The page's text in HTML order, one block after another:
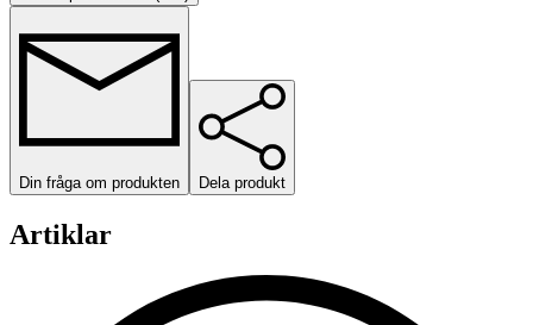
Din fråga om produkten Dela produkt
Artiklar